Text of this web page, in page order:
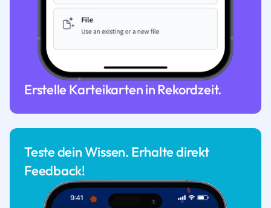
Erstelle Karteikarten in Rekordzeit.
Teste dein Wissen. Erhalte direkt
Feedback!